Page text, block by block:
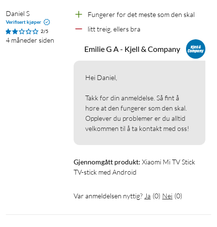
Daniel S
Verifisert kjøper
2/5
4 måneder siden
Fungerer for det meste som den skal
litt treig, ellers bra
Emilie G A - Kjell & Company
Hei Daniel,
Takk for din anmeldelse. Så fint å
høre at den fungerer som den skal.
Opplever du problemer er du alltid
velkommen til å ta kontakt med oss!
Gjennomgått produkt: Xiaomi Mi TV Stick
TV-stick med Android
Var anmeldelsen nyttig? Ja (0) Nei (0)